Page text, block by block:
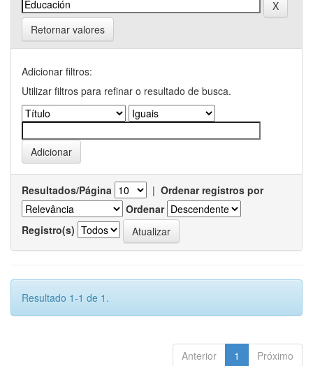
Retornar valores
Adicionar filtros:
Utilizar filtros para refinar o resultado de busca.
Resultados/Página | Ordenar registros por
Ordenar
Registro(s)
Resultado 1-1 de 1.
Anterior 1 Próximo